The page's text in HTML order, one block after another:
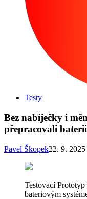
Testy
Bez nabíječky i
přepracovali
Pavel Škopek22. 9.
Testovací
bateriovým